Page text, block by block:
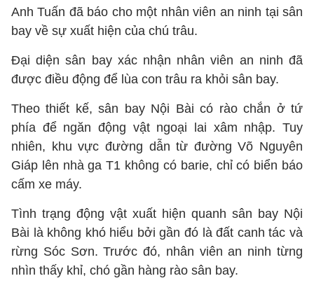
Anh Tuấn đã báo cho một nhân viên an ninh tại sân
bay về sự xuất hiện của chú trâu.
Đại diện sân bay xác nhận nhân viên an ninh đã
được điều động để lùa con trâu ra khỏi sân bay.
Theo thiết kế, sân bay Nội Bài có rào chắn ở tứ
phía để ngăn động vật ngoại lai xâm nhập. Tuy
nhiên, khu vực đường dẫn từ đường Võ Nguyên
Giáp lên nhà ga T1 không có barie, chỉ có biển báo
cấm xe máy.
Tình trạng động vật xuất hiện quanh sân bay Nội
Bài là không khó hiểu bởi gần đó là đất canh tác và
rừng Sóc Sơn. Trước đó, nhân viên an ninh từng
nhìn thấy khỉ, chó gần hàng rào sân bay.